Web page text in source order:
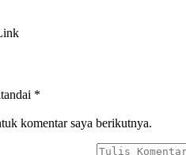
*
komentar saya berikutnya.